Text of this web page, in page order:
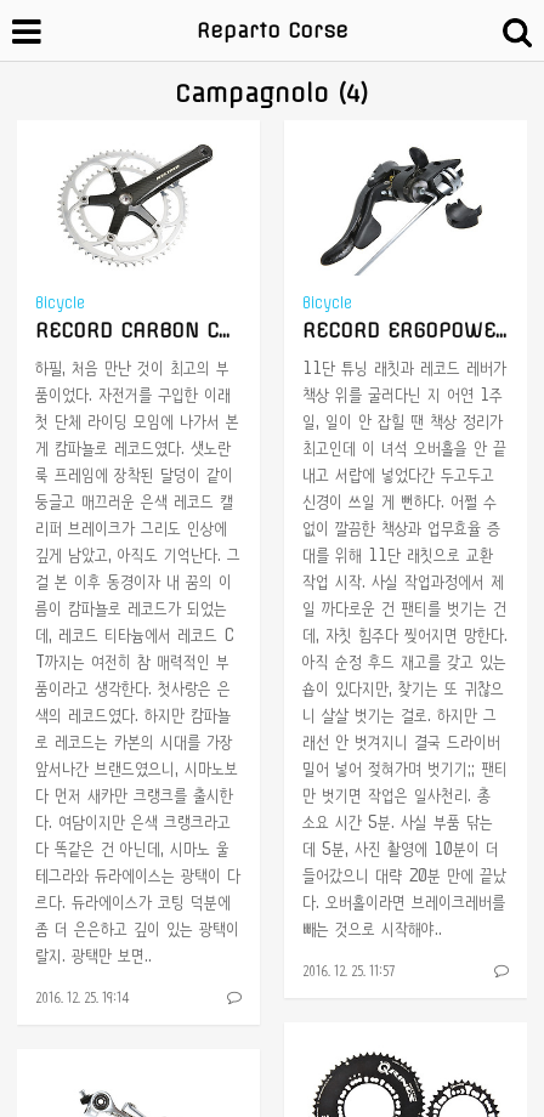
Reparto Corse
Campagnolo (4)
Bicycle
RECORD CARBON CRANK, 1ST Gen.
하필, 처음 만난 것이 최고의 부
품이었다. 자전거를 구입한 이래
첫 단체 라이딩 모임에 나가서 본
게 캄파뇰로 레코드였다. 샛노란
룩 프레임에 장착된 달덩이 같이
둥글고 매끄러운 은색 레코드 캘
리퍼 브레이크가 그리도 인상에
깊게 남았고, 아직도 기억난다. 그
걸 본 이후 동경이자 내 꿈의 이
름이 캄파뇰로 레코드가 되었는
데, 레코드 티타늄에서 레코드 C
T까지는 여전히 참 매력적인 부
품이라고 생각한다. 첫사랑은 은
색의 레코드였다. 하지만 캄파뇰
로 레코드는 카본의 시대를 가장
앞서나간 브랜드였으니, 시마노보
다 먼저 새카만 크랭크를 출시한
다. 여담이지만 은색 크랭크라고
다 똑같은 건 아닌데, 시마노 울
테그라와 듀라에이스는 광택이 다
르다. 듀라에이스가 코팅 덕분에
좀 더 은은하고 깊이 있는 광택이
랄지. 광택만 보면..
2016. 12. 25. 19:14
Bicycle
RECORD ERGOPOWER shifter, 10 to 11S modifyied
11단 튜닝 래칫과 레코드 레버가
책상 위를 굴러다닌 지 어연 1주
일, 일이 안 잡힐 땐 책상 정리가
최고인데 이 녀석 오버홀을 안 끝
내고 서랍에 넣었다간 두고두고
신경이 쓰일 게 뻔하다. 어쩔 수
없이 깔끔한 책상과 업무효율 증
대를 위해 11단 래칫으로 교환
작업 시작. 사실 작업과정에서 제
일 까다로운 건 팬티를 벗기는 건
데, 자칫 힘주다 찢어지면 망한다.
아직 순정 후드 재고를 갖고 있는
숍이 있다지만, 찾기는 또 귀찮으
니 살살 벗기는 걸로. 하지만 그
래선 안 벗겨지니 결국 드라이버
밀어 넣어 젖혀가며 벗기기;; 팬티
만 벗기면 작업은 일사천리. 총
소요 시간 5분. 사실 부품 닦는
데 5분, 사진 촬영에 10분이 더
들어갔으니 대략 20분 만에 끝났
다. 오버홀이라면 브레이크레버를
빼는 것으로 시작해야..
2016. 12. 25. 11:57